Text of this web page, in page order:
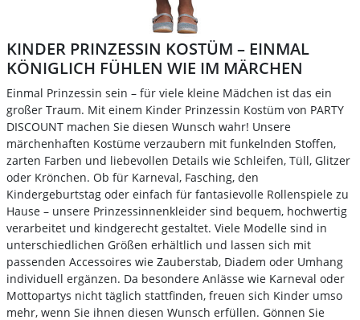
KINDER PRINZESSIN KOSTÜM – EINMAL
KÖNIGLICH FÜHLEN WIE IM MÄRCHEN
Einmal Prinzessin sein – für viele kleine Mädchen ist das ein
großer Traum. Mit einem Kinder Prinzessin Kostüm von PARTY
DISCOUNT machen Sie diesen Wunsch wahr! Unsere
märchenhaften Kostüme verzaubern mit funkelnden Stoffen,
zarten Farben und liebevollen Details wie Schleifen, Tüll, Glitzer
oder Krönchen. Ob für Karneval, Fasching, den
Kindergeburtstag oder einfach für fantasievolle Rollenspiele zu
Hause – unsere Prinzessinnenkleider sind bequem, hochwertig
verarbeitet und kindgerecht gestaltet. Viele Modelle sind in
unterschiedlichen Größen erhältlich und lassen sich mit
passenden Accessoires wie Zauberstab, Diadem oder Umhang
individuell ergänzen. Da besondere Anlässe wie Karneval oder
Mottopartys nicht täglich stattfinden, freuen sich Kinder umso
mehr, wenn Sie ihnen diesen Wunsch erfüllen. Gönnen Sie